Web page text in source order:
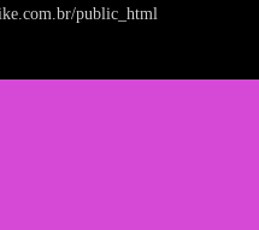
public_html